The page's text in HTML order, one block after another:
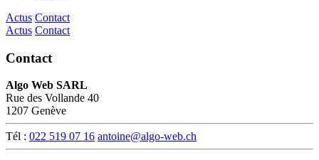
Actus Contact
Actus Contact
Contact
Algo Web SARL
Rue des Vollande 40
1207 Genève
Tél : 022 519 07 16 antoine@algo-web.ch